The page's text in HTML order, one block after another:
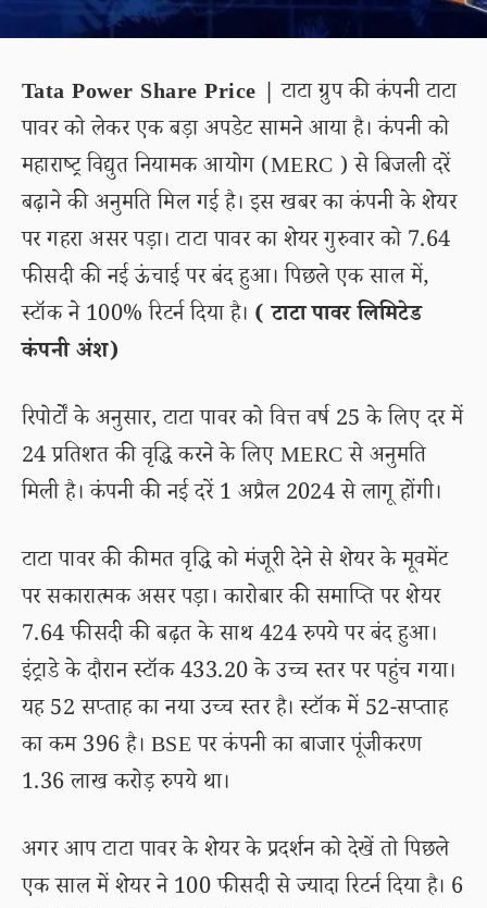
Tata Power Share Price | टाटा ग्रुप की कंपनी टाटा
पावर को लेकर एक बड़ा अपडेट सामने आया है। कंपनी को
महाराष्ट्र विद्युत नियामक आयोग (MERC ) से बिजली दरें
बढ़ाने की अनुमति मिल गई है। इस खबर का कंपनी के शेयर
पर गहरा असर पड़ा। टाटा पावर का शेयर गुरुवार को 7.64
फीसदी की नई ऊंचाई पर बंद हुआ। पिछले एक साल में,
स्टॉक ने 100% रिटर्न दिया है। ( टाटा पावर लिमिटेड
कंपनी अंश)
रिपोर्टों के अनुसार, टाटा पावर को वित्त वर्ष 25 के लिए दर में
24 प्रतिशत की वृद्धि करने के लिए MERC से अनुमति
मिली है। कंपनी की नई दरें 1 अप्रैल 2024 से लागू होंगी।
टाटा पावर की कीमत वृद्धि को मंजूरी देने से शेयर के मूवमेंट
पर सकारात्मक असर पड़ा। कारोबार की समाप्ति पर शेयर
7.64 फीसदी की बढ़त के साथ 424 रुपये पर बंद हुआ।
इंट्राडे के दौरान स्टॉक 433.20 के उच्च स्तर पर पहुंच गया।
यह 52 सप्ताह का नया उच्च स्तर है। स्टॉक में 52-सप्ताह
का कम 396 है। BSE पर कंपनी का बाजार पूंजीकरण
1.36 लाख करोड़ रुपये था।
अगर आप टाटा पावर के शेयर के प्रदर्शन को देखें तो पिछले
एक साल में शेयर ने 100 फीसदी से ज्यादा रिटर्न दिया है। 6